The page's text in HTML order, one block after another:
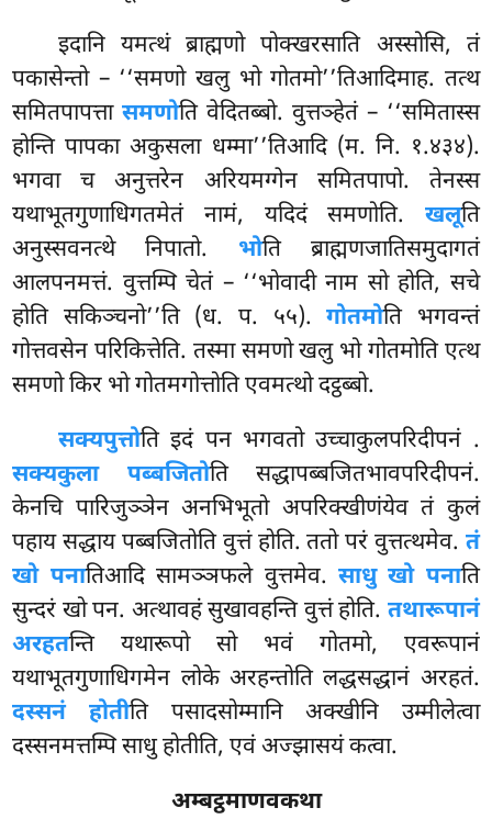
इदानि यमत्थं ब्राह्मणो पोक्खरसाति अस्सोसि, तं
पकासेन्तो – ‘‘समणो खलु भो गोतमो’’तिआदिमाह. तत्थ
समितपापत्तासमणोति वेदितब्बो. वुत्तञ्हेतं – ‘‘समितास्स
होन्ति पापका अकुसला धम्मा’’तिआदि (म. नि. १.४३४).
भगवा च अनुत्तरेन अरियमग्गेन समितपापो. तेनस्स
यथाभूतगुणाधिगतमेतं नामं, यदिदं समणोति. खलूति
अनुस्सवनत्थे निपातो. भोति ब्राह्मणजातिसमुदागतं
आलपनमत्तं. वुत्तम्पि चेतं – ‘‘भोवादी नाम सो होति, सचे
होति सकिञ्चनो’’ति (ध. प. ५५).गोतमोति भगवन्तं
गोत्तवसेन परिकित्तेति. तस्मा समणो खलु भो गोतमोति एत्थ
समणो किर भो गोतमगोत्तोति एवमत्थो दट्ठब्बो.
सक्यपुत्तोतिइदं पन भगवतो उच्चाकुलपरिदीपनं .
सक्यकुला पब्बजितोति सद्धापब्बजितभावपरिदीपनं.
केनचि पारिजुञ्ञेन अनभिभूतो अपरिक्खीणंयेवतं कुलं
पहाय सद्धाय पब्बजितोति वुत्तं होति. ततो परं वुत्तत्थमेव. तं
खो पनातिआदि सामञ्ञफले वुत्तमेव. साधु खो पनाति
सुन्दरं खो पन. अत्थावहं सुखावहन्ति वुत्तं होति. तथारूपानं
अरहतन्ति यथारूपो सो भवं गोतमो, एवरूपानं
यथाभूतगुणाधिगमेन लोके अरहन्तोति लद्धसद्धानं अरहतं.
दस्सनं होतीति पसादसोम्मानि अक्खीनि उम्मीलेत्वा
दस्सनमत्तम्पि साधु होतीति, एवं अज्झासयं कत्वा.
अम्बट्ठमाणवकथा